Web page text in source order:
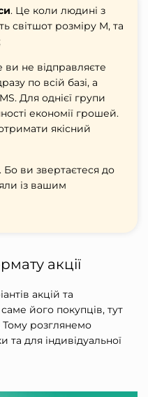
. Це коли людині з
світшот розміру M, та
ви не відправляєте
по всій базі, а
. Для однієї групи
економії грошей.
якісний
. Бо ви звертаєтеся до
із вашим
акції
акцій та
його покупців, тут
Тому розглянемо
для індивідуальної